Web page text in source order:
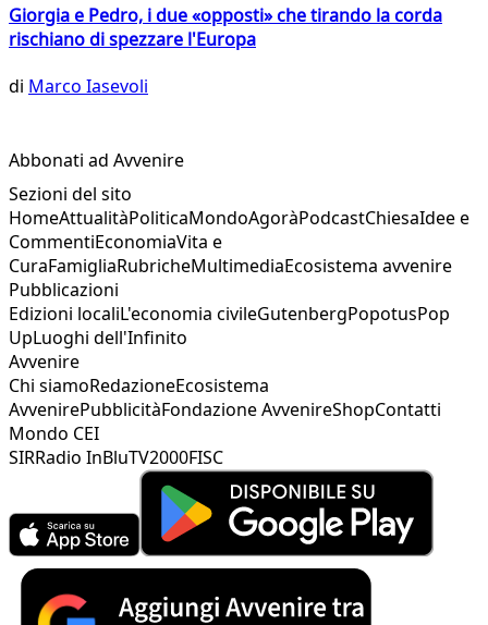
Giorgia e Pedro, i due «opposti» che tirando la corda
rischiano di spezzare l'Europa
di Marco Iasevoli
Abbonati ad Avvenire
Sezioni del sito
HomeAttualitàPoliticaMondoAgoràPodcastChiesaIdee e
CommentiEconomiaVita e
CuraFamigliaRubricheMultimediaEcosistema avvenire
Pubblicazioni
Edizioni localiL'economia civileGutenbergPopotusPop
UpLuoghi dell'Infinito
Avvenire
Chi siamoRedazioneEcosistema
AvvenirePubblicitàFondazione AvvenireShopContatti
Mondo CEI
SIRRadio InBluTV2000FISC